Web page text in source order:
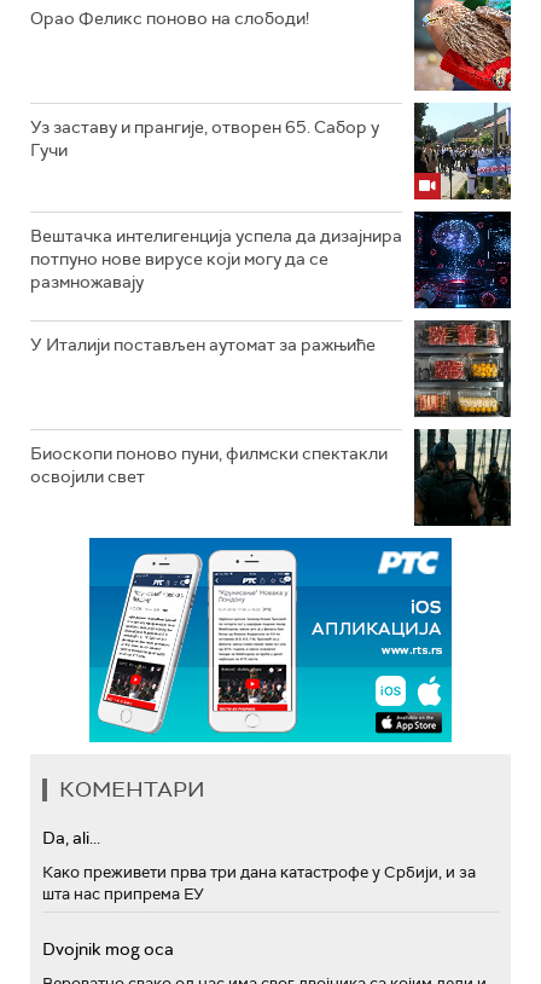
Орао Феликс поново на слободи!
Уз заставу и прангије, отворен 65. Сабор у
Гучи
Вештачка интелигенција успела да дизајнира
потпуно нове вирусе који могу да се
размножавају
У Италији постављен аутомат за ражњиће
Биоскопи поново пуни, филмски спектакли
освојили свет
КОМЕНТАРИ
Da, ali...
Како преживети прва три дана катастрофе у Србији, и за
шта нас припрема ЕУ
Dvojnik mog oca